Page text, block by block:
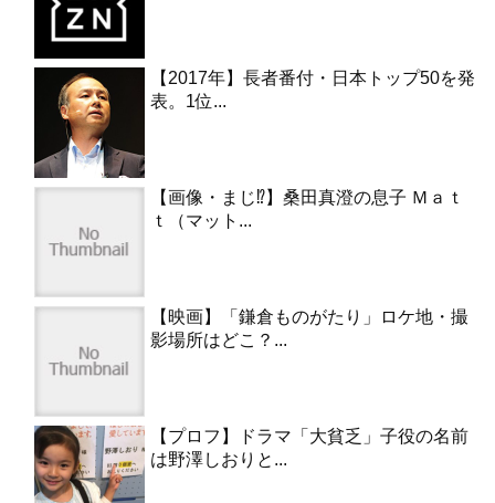
【2017年】長者番付・日本トップ50を発
表。1位...
【画像・まじ⁉︎】桑田真澄の息子 Ｍａｔ
ｔ（マット...
【映画】「鎌倉ものがたり」ロケ地・撮
影場所はどこ？...
【プロフ】ドラマ「大貧乏」子役の名前
は野澤しおりと...